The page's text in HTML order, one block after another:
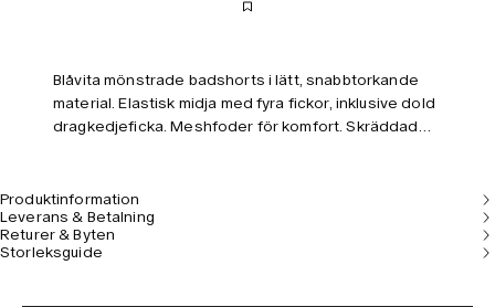
Blåvita mönstrade badshorts i lätt, snabbtorkande
material. Elastisk midja med fyra fickor, inklusive dold
dragkedjeficka. Meshfoder för komfort. Skräddad
Produktinformation
Leverans & Betalning
Returer & Byten
Storleksguide